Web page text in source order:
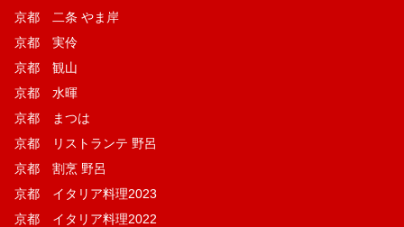
京都 二条 やま岸
京都 実伶
京都 観山
京都 水暉
京都 まつは
京都 リストランテ 野呂
京都 割烹 野呂
京都 イタリア料理2023
京都 イタリア料理2022